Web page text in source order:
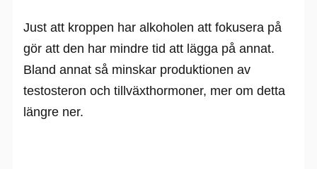
Just att kroppen har alkoholen att fokusera på
gör att den har mindre tid att lägga på annat.
Bland annat så minskar produktionen av
testosteron och tillväxthormoner, mer om detta
längre ner.